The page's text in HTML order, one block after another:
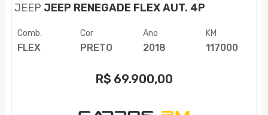
JEEP JEEP RENEGADE FLEX AUT. 4P
Comb.
FLEX
Cor
PRETO
Ano
2018
KM
117000
R$ 69.900,00